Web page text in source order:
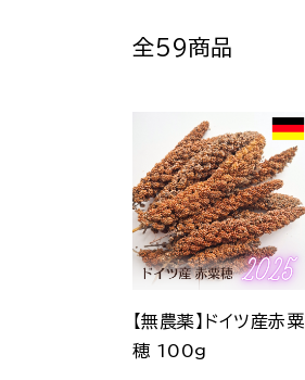
全59商品
【無農薬】ドイツ産赤粟
穂 100g